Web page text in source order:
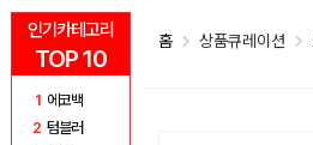
인기카테고리
TOP 10
1 에코백
2 텀블러
홈 상품큐레이션